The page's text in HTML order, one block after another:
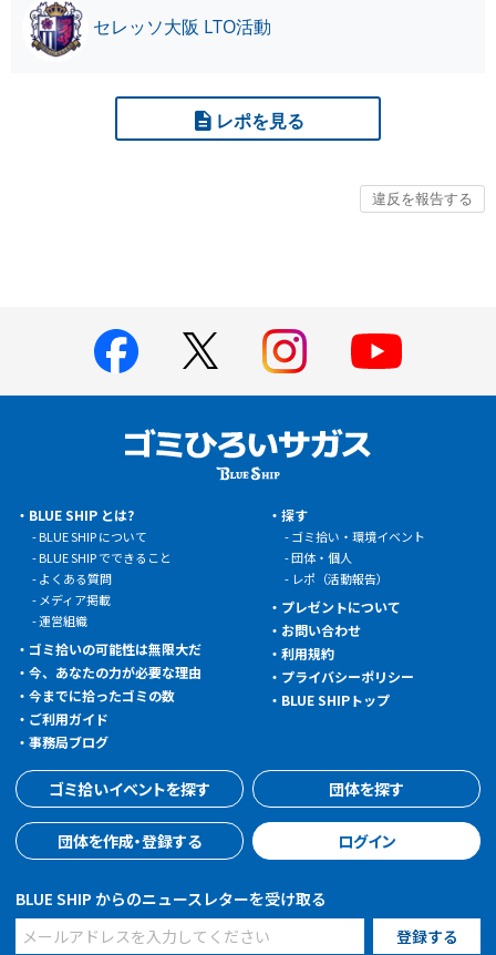
セレッソ大阪 LTO活動
レポを見る
BLUE SHIP とは?
BLUE SHIP について
BLUE SHIP でできること
よくある質問
メディア掲載
運営組織
ゴミ拾いの可能性は無限大だ
今、あなたの力が必要な理由
今までに拾ったゴミの数
ご利用ガイド
事務局ブログ
探す
ゴミ拾い・環境イベント
団体・個人
レポ（活動報告）
プレゼントについて
お問い合わせ
利用規約
プライバシーポリシー
BLUE SHIPトップ
ゴミ拾いイベントを探す 団体を探す
団体を作成・登録する ログイン
BLUE SHIP からのニュースレターを受け取る